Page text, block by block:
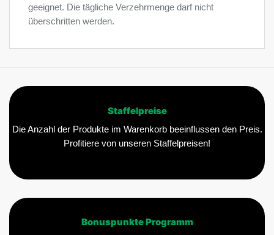
geeignet. Die tägliche Verzehrmenge darf nicht
überschritten werden.
Staffelpreise
Die Anzahl der Produkte im Warenkorb beeinflussen den Preis.
Profitiere von unseren Staffelpreisen!
Bonuspunkte Programm